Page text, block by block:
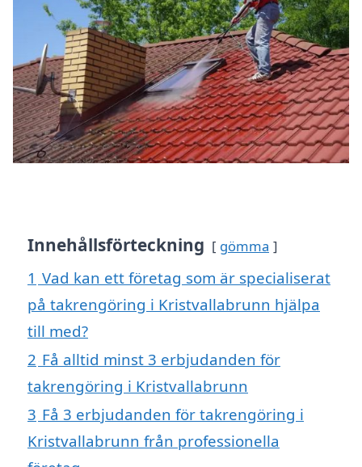
Innehållsförteckning gömma
1 Vad kan ett företag som är specialiserat
på takrengöring i Kristvallabrunn hjälpa
till med?
2 Få alltid minst 3 erbjudanden för
takrengöring i Kristvallabrunn
3 Få 3 erbjudanden för takrengöring i
Kristvallabrunn från professionella